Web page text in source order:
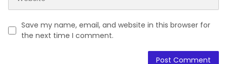
Save my name, email, and website in this browser for
the next time I comment.